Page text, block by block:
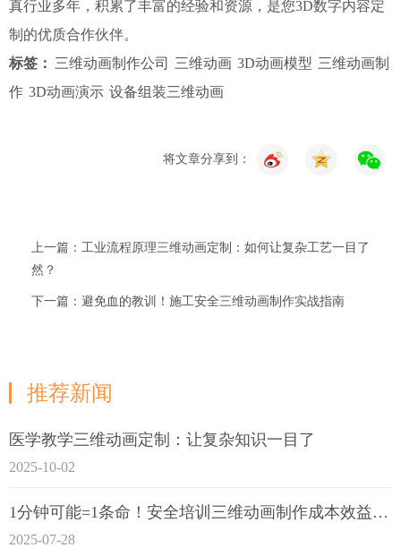
真行业多年，积累了丰富的经验和资源，是您3D数字内容定
制的优质合作伙伴。
标签： 三维动画制作公司 三维动画 3D动画模型 三维动画制
作 3D动画演示 设备组装三维动画
将文章分享到：
上一篇：工业流程原理三维动画定制：如何让复杂工艺一目了
然？
下一篇：避免血的教训！施工安全三维动画制作实战指南
推荐新闻
医学教学三维动画定制：让复杂知识一目了
2025-10-02
1分钟可能=1条命！安全培训三维动画制作成本效益深度拆解
2025-07-28